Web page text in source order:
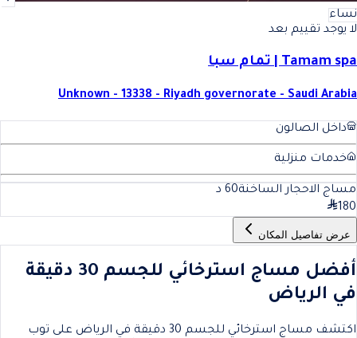
نساء
لا يوجد تقييم بعد
Tamam spa | تمام سبا
Unknown - 13338 - Riyadh governorate - Saudi Arabia
داخل الصالون
خدمات منزلية
مساج الاحجار الساخنة60 د
180
عرض تفاصيل المكان
أفضل مساج استرخائي للجسم 30 دقيقة
في الرياض
اكتشف مساج استرخائي للجسم 30 دقيقة في الرياض على توب